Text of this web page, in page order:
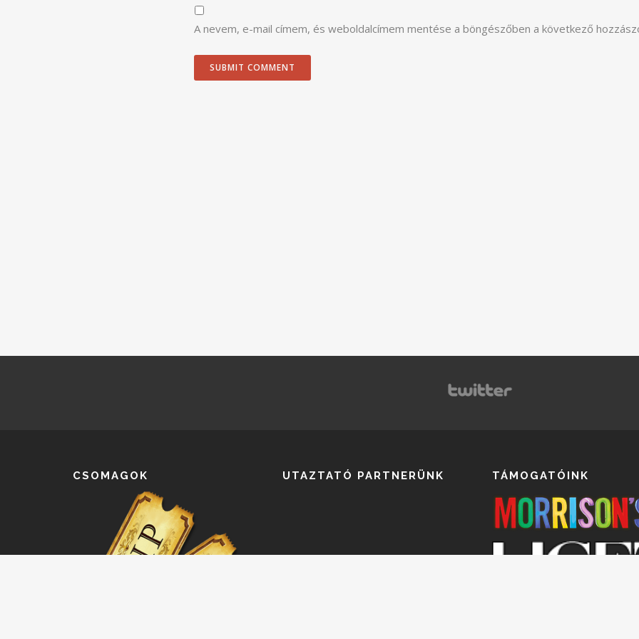
A nevem, e-mail címem, és weboldalcímem mentése a böngészőben a következő
CSOMAGOK UTAZTATÓ PARTNERÜNK TÁMOGATÓINK